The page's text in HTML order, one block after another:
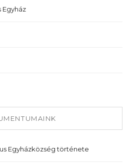
Egyház
Egyházközség története